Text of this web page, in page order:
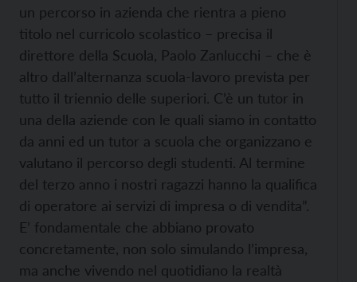
un percorso in azienda che rientra a pieno
titolo nel curricolo scolastico – precisa il
direttore della Scuola, Paolo Zanlucchi – che è
altro dall’alternanza scuola-lavoro prevista per
tutto il triennio delle superiori. C’è un tutor in
una della aziende con le quali siamo in contatto
da anni ed un tutor a scuola che organizzano e
valutano il percorso degli studenti. Al termine
del terzo anno i nostri ragazzi hanno la qualifica
di operatore ai servizi di impresa o di vendita”.
E’ fondamentale che abbiano provato
concretamente, non solo simulando l’impresa,
ma anche vivendo nel quotidiano la realtà